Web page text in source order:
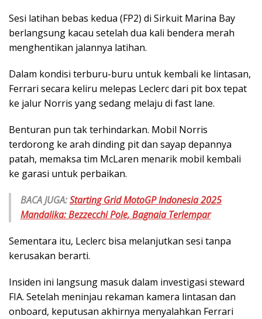
Sesi latihan bebas kedua (FP2) di Sirkuit Marina Bay
berlangsung kacau setelah dua kali bendera merah
menghentikan jalannya latihan.
Dalam kondisi terburu-buru untuk kembali ke lintasan,
Ferrari secara keliru melepas Leclerc dari pit box tepat
ke jalur Norris yang sedang melaju di fast lane.
Benturan pun tak terhindarkan. Mobil Norris
terdorong ke arah dinding pit dan sayap depannya
patah, memaksa tim McLaren menarik mobil kembali
ke garasi untuk perbaikan.
BACA JUGA:Starting Grid MotoGP Indonesia 2025
Mandalika: Bezzecchi Pole, Bagnaia Terlempar
Sementara itu, Leclerc bisa melanjutkan sesi tanpa
kerusakan berarti.
Insiden ini langsung masuk dalam investigasi steward
FIA. Setelah meninjau rekaman kamera lintasan dan
onboard, keputusan akhirnya menyalahkan Ferrari